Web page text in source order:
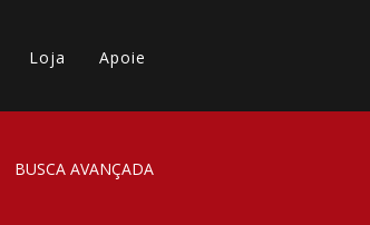
Loja Apoie
BUSCA AVANÇADA